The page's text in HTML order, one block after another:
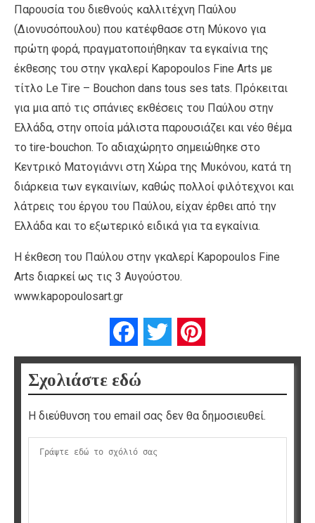
Παρουσία του διεθνούς καλλιτέχνη Παύλου
(Διονυσόπουλου) που κατέφθασε στη Μύκονο για
πρώτη φορά, πραγματοποιήθηκαν τα εγκαίνια της
έκθεσης του στην γκαλερί Kapopoulos Fine Arts με
τίτλο Le Tire – Bouchon dans tous ses tats. Πρόκειται
για μια από τις σπάνιες εκθέσεις του Παύλου στην
Ελλάδα, στην οποία μάλιστα παρουσιάζει και νέο θέμα
το tire-bouchon. Το αδιαχώρητο σημειώθηκε στο
Κεντρικό Ματογιάννι στη Χώρα της Μυκόνου, κατά τη
διάρκεια των εγκαινίων, καθώς πολλοί φιλότεχνοι και
λάτρεις του έργου του Παύλου, είχαν έρθει από την
Ελλάδα και το εξωτερικό ειδικά για τα εγκαίνια.
Η έκθεση του Παύλου στην γκαλερί Kapopoulos Fine
Arts διαρκεί ως τις 3 Αυγούστου.
www.kapopoulosart.gr
FacebookTwitter
Σχολιάστε εδώ
Η διεύθυνση του email σας δεν θα δημοσιευθεί.